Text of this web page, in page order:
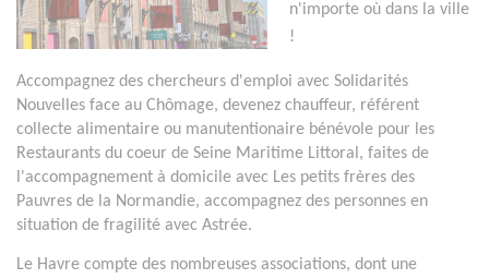
n'importe où dans la ville
!
Accompagnez des chercheurs d'emploi avec Solidarités
Nouvelles face au Chômage, devenez chauffeur, référent
collecte alimentaire ou manutentionaire bénévole pour les
Restaurants du coeur de Seine Maritime Littoral, faites de
l'accompagnement à domicile avec Les petits frères des
Pauvres de la Normandie, accompagnez des personnes en
situation de fragilité avec Astrée.
Le Havre compte des nombreuses associations, dont une